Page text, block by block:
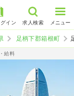
イン 求人検索 メニュー
足柄下郡箱根町
給料